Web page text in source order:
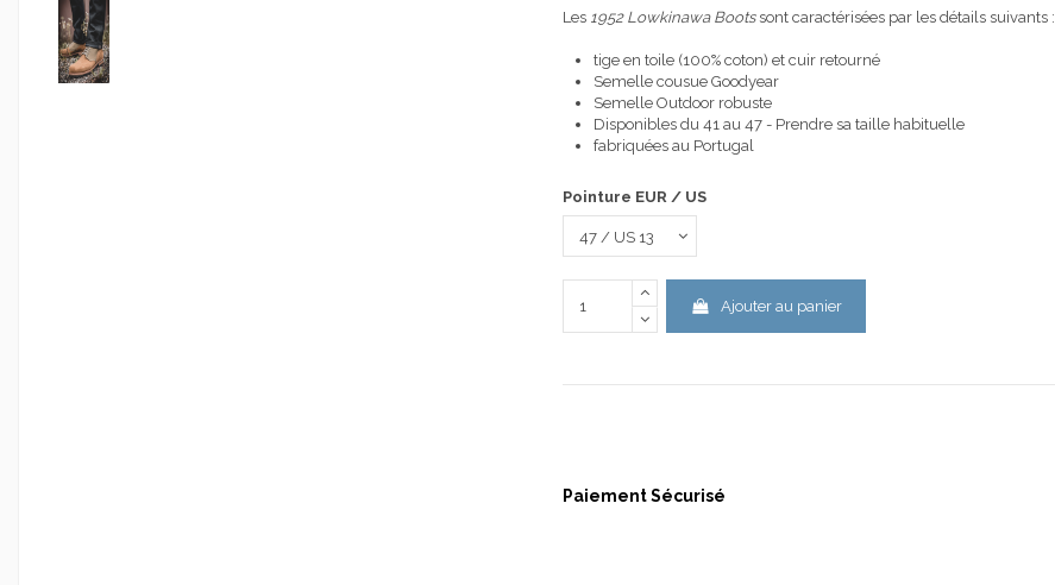
Les 1952 Lowkinawa Bootssont caractérisées par les détails suivants :
tige en toile (100% coton) et cuir retourné
Semelle cousue Goodyear
Semelle Outdoor robuste
Disponibles du 41 au 47 - Prendre sa taille habituelle
fabriquées au Portugal
Pointure EUR / US
Ajouter au panier
Paiement Sécurisé